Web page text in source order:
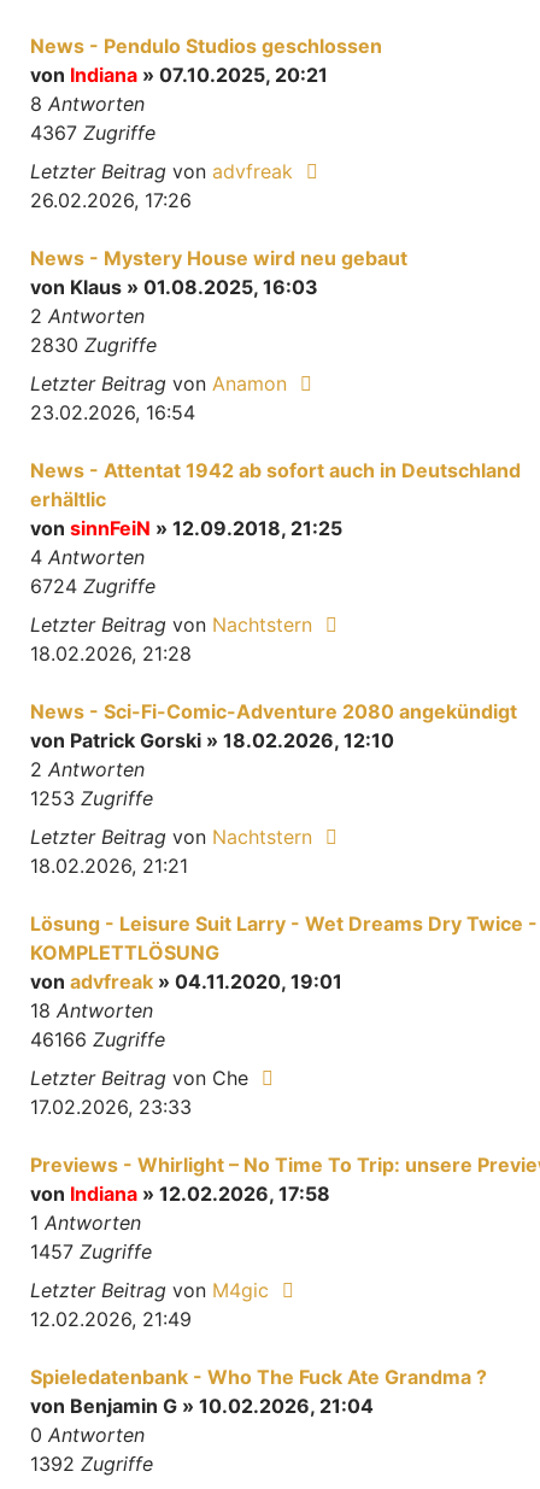
News - Pendulo Studios geschlossen
von Indiana » 07.10.2025, 20:21
8 Antworten
4367 Zugriffe
Letzter Beitrag von advfreak
26.02.2026, 17:26
News - Mystery House wird neu gebaut
von Klaus » 01.08.2025, 16:03
2 Antworten
2830 Zugriffe
Letzter Beitrag von Anamon
23.02.2026, 16:54
News - Attentat 1942 ab sofort auch in Deutschland
erhältlic
von sinnFeiN » 12.09.2018, 21:25
4 Antworten
6724 Zugriffe
Letzter Beitrag von Nachtstern
18.02.2026, 21:28
News - Sci-Fi-Comic-Adventure 2080 angekündigt
von Patrick Gorski » 18.02.2026, 12:10
2 Antworten
1253 Zugriffe
Letzter Beitrag von Nachtstern
18.02.2026, 21:21
Lösung - Leisure Suit Larry - Wet Dreams Dry Twice -
KOMPLETTLÖSUNG
von advfreak » 04.11.2020, 19:01
18 Antworten
46166 Zugriffe
Letzter Beitrag von Che
17.02.2026, 23:33
Previews - Whirlight – No Time To Trip: unsere
von Indiana » 12.02.2026, 17:58
1 Antworten
1457 Zugriffe
Letzter Beitrag von M4gic
12.02.2026, 21:49
Spieledatenbank - Who The Fuck Ate Grandma ?
von Benjamin G » 10.02.2026, 21:04
0 Antworten
1392 Zugriffe